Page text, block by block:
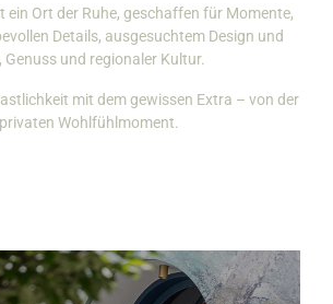
ein Ort der Ruhe, geschaffen für Momente,
Details, ausgesuchtem Design und
Genuss und regionaler Kultur.
mit dem gewissen Extra – von der
Wohlfühlmoment.